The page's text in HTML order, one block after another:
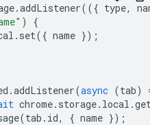
.addListener(({ type,
name
)
{
. set({ name });
.addListener(async (tab)
=>
chrome. storage. local .get
(tab . id, { name });